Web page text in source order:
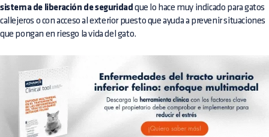
sistema de liberación de seguridad que lo hace muy indicado para gatos
callejeros o con acceso al exterior puesto que ayuda a prevenir situaciones
que pongan en riesgo la vida del gato.